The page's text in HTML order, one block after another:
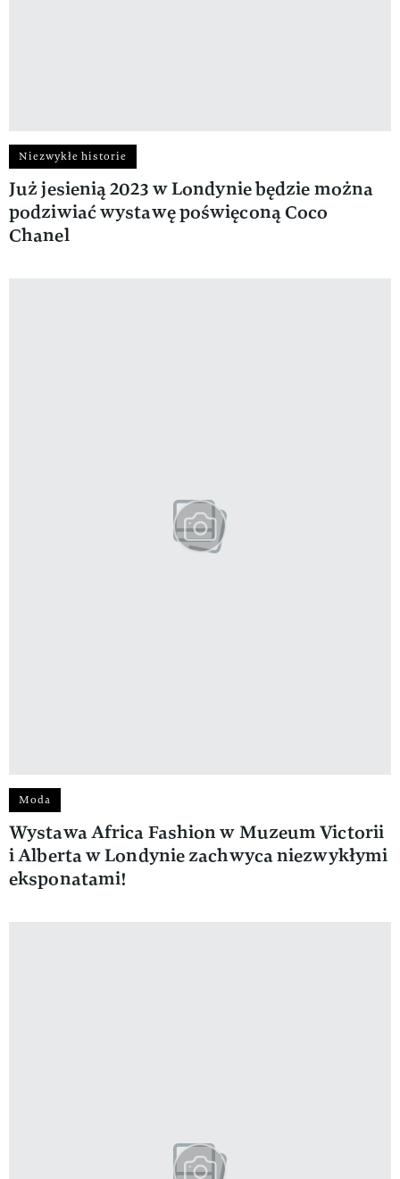
Niezwykłe historie
Już jesienią 2023 w Londynie będzie można
podziwiać wystawę poświęconą Coco
Chanel
Moda
Wystawa Africa Fashion w Muzeum Victorii
i Alberta w Londynie zachwyca niezwykłymi
eksponatami!